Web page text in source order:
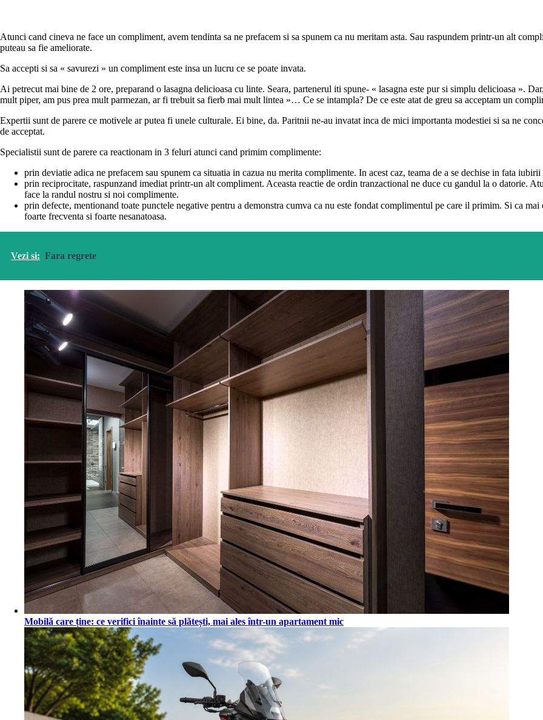
Atunci cand cineva ne face un compliment, avem tendinta sa ne prefacem si sa spunem ca nu meritam asta. Sau raspundem printr-un alt
puteau sa fie ameliorate.
Sa accepti si sa « savurezi » un compliment este insa un lucru ce se poate invata.
Ai petrecut mai bine de 2 ore, preparand o lasagna delicioasa cu linte. Seara, partenerul iti spune- « lasagna este pur si simplu delicioasa ».
mult piper, am pus prea mult parmezan, ar fi trebuit sa fierb mai mult lintea »… Ce se intampla? De ce este atat de greu sa acceptam un
Expertii sunt de parere ce motivele ar putea fi unele culturale. Ei bine, da. Paritnii ne-au invatat inca de mici importanta modestiei si sa ne
de acceptat.
Specialistii sunt de parere ca reactionam in 3 feluri atunci cand primim complimente:
prin deviatie adica ne prefacem sau spunem ca situatia in cazua nu merita complimente. In acest caz, teama de a se dechise in fata
prin reciprocitate, raspunzand imediat printr-un alt compliment. Aceasta reactie de ordin tranzactional ne duce cu gandul la o datorie.
face la randul nostru si noi complimente.
prin defecte, mentionand toate punctele negative pentru a demonstra cumva ca nu este fondat complimentul pe care il primim. Si ca
foarte frecventa si foarte nesanatoasa.
Vezi si: Fara regrete
Mobilă care ține: ce verifici înainte să plătești, mai ales într-un apartament mic